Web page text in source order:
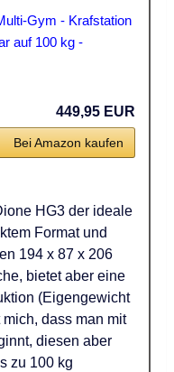
449,95 EUR
Bei Amazon kaufen
HG3 der ideale
Format und
194 x 87 x 206
bietet aber eine
(Eigengewicht
dass man mit
diesen aber
zu 100 kg